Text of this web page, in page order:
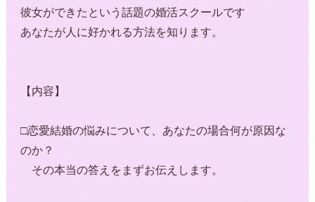
彼女ができたという話題の婚活スクールです
あなたが人に好かれる方法を知ります。
【内容】
□恋愛結婚の悩みについて、あなたの場合何が原因な
のか？
その本当の答えをまずお伝えします。